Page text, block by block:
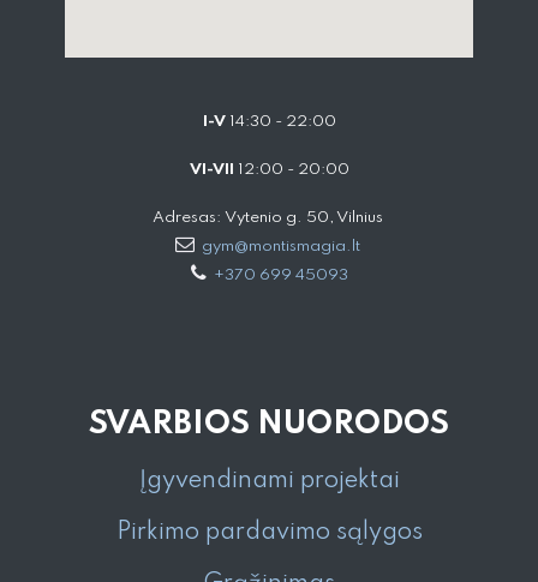
I-V14:30 - 22:00
VI-VII 12:00 - 20:00
Adresas: Vytenio g. 50, Vilnius
gym@montismagia.lt
+370 699 45093
SVARBIOS NUORODOS
Įgyvendinami projektai
Pirkimo pardavimo sąlygos